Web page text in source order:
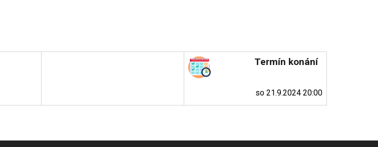
Termín konání
so 21.9.2024 20:00